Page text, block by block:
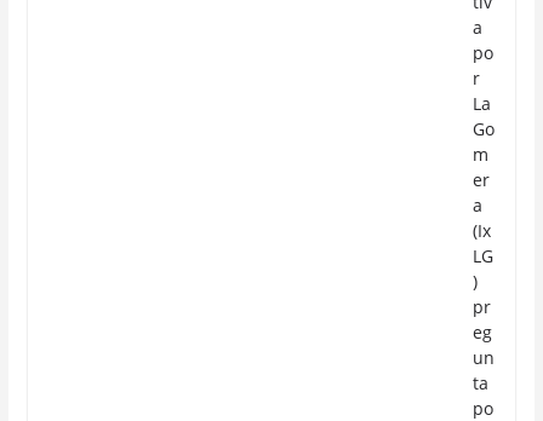
a
po
r
La
Go
m
er
a
(Ix
LG
)
pr
eg
un
ta
po